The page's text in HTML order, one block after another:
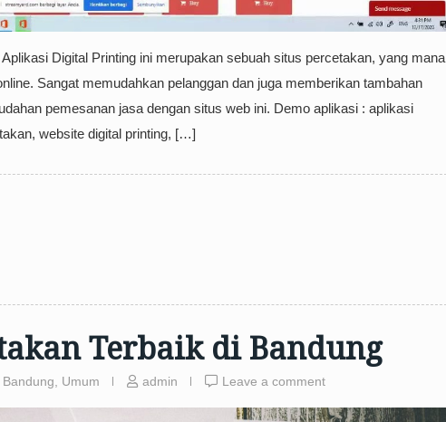
Digital Printing ini merupakan sebuah situs percetakan, yang mana
Sangat memudahkan pelanggan dan juga memberikan tambahan
pemesanan jasa dengan situs web ini. Demo aplikasi : aplikasi
website digital printing, […]
Terbaik di Bandung
, Umum admin Leave a comment